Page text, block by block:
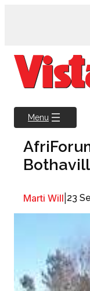
Menu
Marti Will 23